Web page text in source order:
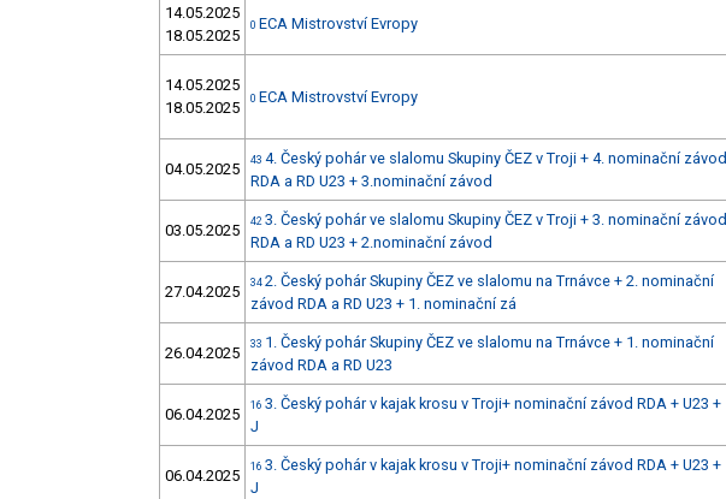
14.05.2025
18.05.2025
0 ECA Mistrovství Evropy
14.05.2025
18.05.2025
0 ECA Mistrovství Evropy
04.05.2025 43 4. Český pohár ve slalomu Skupiny ČEZ v Troji + 4. nominační závod
RDA a RD U23 + 3.nominační závod
03.05.2025 42 3. Český pohár ve slalomu Skupiny ČEZ v Troji + 3. nominační závod
RDA a RD U23 + 2.nominační závod
27.04.2025 34 2. Český pohár Skupiny ČEZ ve slalomu na Trnávce + 2. nominační
závod RDA a RD U23 + 1. nominační zá
26.04.2025 33 1. Český pohár Skupiny ČEZ ve slalomu na Trnávce + 1. nominační
závod RDA a RD U23
06.04.2025 16 3. Český pohár v kajak krosu v Troji+ nominační závod RDA + U23 +
J
06.04.2025 16 3. Český pohár v kajak krosu v Troji+ nominační závod RDA + U23 +
J